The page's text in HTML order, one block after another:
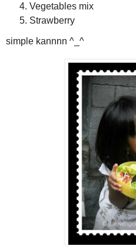
Vegetables mix
Strawberry
simple kannnn ^_^